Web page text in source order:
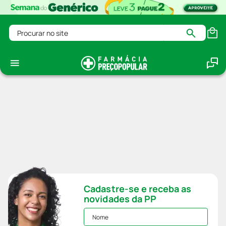
Procurar no site
Cadastre-se e receba as
novidades da PP